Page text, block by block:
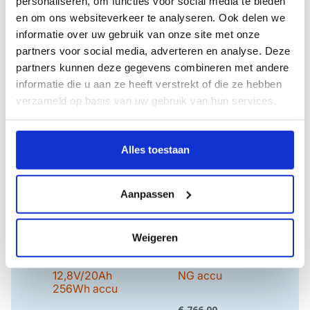
en om ons websiteverkeer te analyseren. Ook delen we
informatie over uw gebruik van onze site met onze
partners voor social media, adverteren en analyse. Deze
partners kunnen deze gegevens combineren met andere
informatie die u aan ze heeft verstrekt of die ze hebben
verzameld op basis van uw gebruik van hun services.
Alles toestaan
Aanpassen
Weigeren
Victron Lithium
batterij
12,8V/300Ah
NG accu
€1.589,00 Oorspronkelijke
prijs
€1.509,55Huidige
Excl.
Victron Lithium
batterij
25,6V/300Ah –
NG accu
€2.695,00 Oorspronkelijke
prijs
€2.560,25Huidige
Excl.
AANBIEDING!
Victron Impulse
Pack
12,8V/20Ah
256Wh accu
Victron Lithium
12,8V/150Ah
NG accu